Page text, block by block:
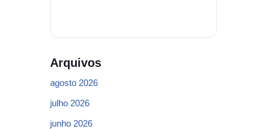
Arquivos
agosto 2026
julho 2026
junho 2026